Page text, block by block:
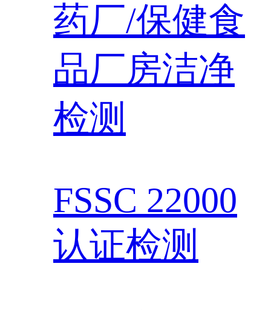
药厂/保健食
品厂房洁净
检测
FSSC 22000
认证检测